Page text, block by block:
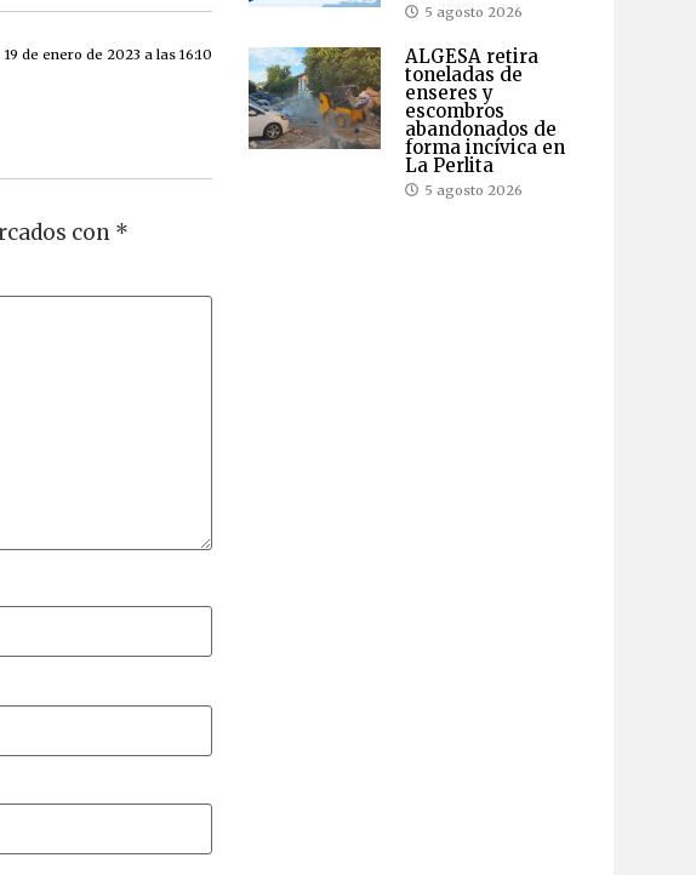
19 de enero de 2023 a las 16:10
con *
5 agosto 2026
ALGESA retira
toneladas de
enseres y
escombros
abandonados de
forma incívica en
La Perlita
5 agosto 2026